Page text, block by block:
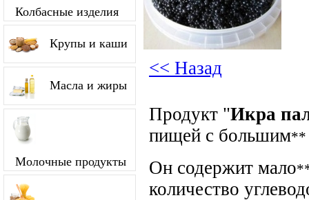
Колбасные изделия
Крупы и каши
Масла и жиры
Молочные продукты
<< Назад
Продукт "Икра
пищей с большим**
Он содержит мало
количество